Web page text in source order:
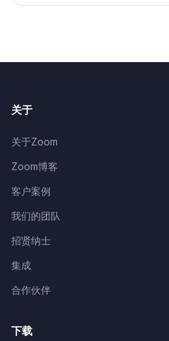
关于
关于Zoom
Zoom博客
客户案例
我们的团队
招贤纳士
集成
合作伙伴
下载